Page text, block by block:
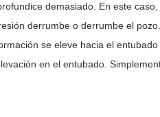
demasiado. En este
derrumbe o derrumbe el
se eleve hacia el entubado
en el entubado.